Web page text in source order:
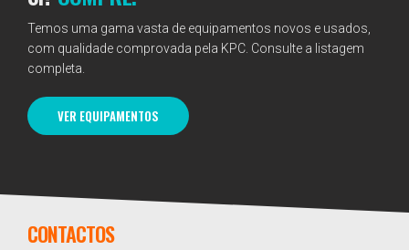
Temos uma gama vasta de equipamentos novos e usados,
com qualidade comprovada pela KPC. Consulte a listagem
completa.
VER EQUIPAMENTOS
CONTACTOS